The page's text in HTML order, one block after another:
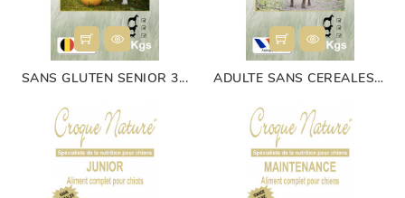
SANS GLUTEN SENIOR 3... ADULTE SANS CEREALES 3...